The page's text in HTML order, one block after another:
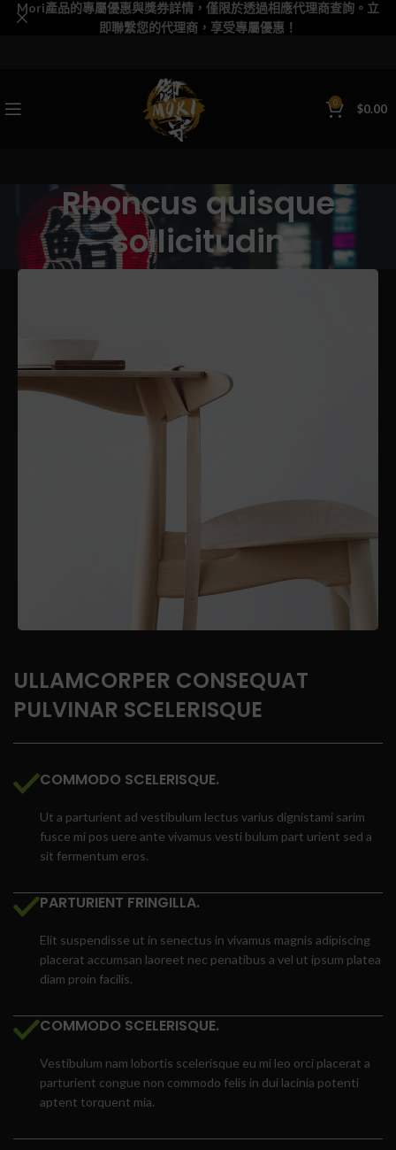
0 $0.00
Rhoncus quisque
sollicitudin
ULLAMCORPER CONSEQUAT
PULVINAR SCELERISQUE
COMMODO SCELERISQUE.
Ut a parturient ad vestibulum lectus varius dignistami sarim
fusce mi pos uere ante vivamus vesti bulum part urient sed a
sit fermentum eros.
PARTURIENT FRINGILLA.
Elit suspendisse ut in senectus in vivamus magnis adipiscing
placerat accumsan laoreet nec penatibus a vel ut ipsum platea
diam proin facilis.
COMMODO SCELERISQUE.
Vestibulum nam lobortis scelerisque eu mi leo orci placerat a
parturient congue non commodo felis in dui lacinia potenti
aptent torquent mia.
Mori產品的專屬優惠與獎券詳情，僅限於透過相應代理商查詢。立
即聯繫您的代理商，享受專屬優惠！